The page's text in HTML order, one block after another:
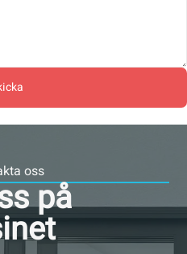
oss
på